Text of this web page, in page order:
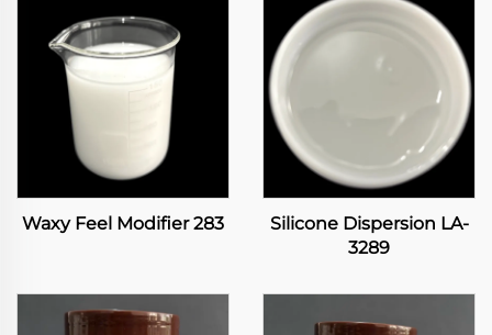
Waxy Feel Modifier 283
Silicone Dispersion LA-
3289